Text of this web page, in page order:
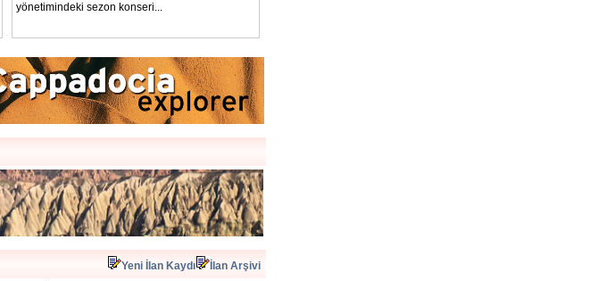
yönetimindeki sezon konseri...
Yeni İlan Kaydı
İlan Arşivi